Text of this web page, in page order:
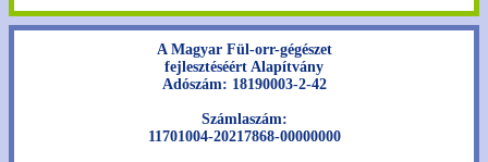
A Magyar Fül-orr-gégészet
fejlesztéséért Alapítvány
Adószám: 18190003-2-42
Számlaszám:
11701004-20217868-00000000